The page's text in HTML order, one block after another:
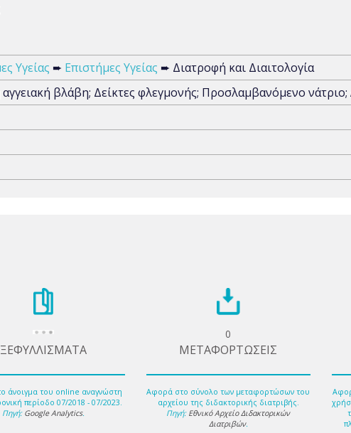
Υγείας ➨ Επιστήμες Υγείας ➨ Διατροφή και Διαιτολογία
βλάβη; Δείκτες φλεγμονής; Προσλαμβανόμενο
ΞΕΦΥΛΛΙΣΜΑΤΑ
άνοιγμα του online αναγνώστη
περίοδο 07/2018 - 07/2023.
Πηγή: Google Analytics.
0
ΜΕΤΑΦΟΡΤΩΣΕΙΣ
Αφορά στο σύνολο των μεταφορτώσων του
αρχείου της διδακτορικής διατριβής.
Πηγή: Εθνικό Αρχείο Διδακτορικών
Διατριβών.